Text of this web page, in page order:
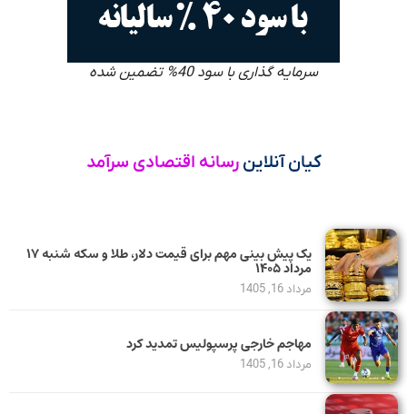
سرمایه گذاری با سود 40% تضمین شده
کیان آنلاین رسانه اقتصادی سرآمد
یک پیش ‌بینی مهم برای قیمت دلار، طلا و سکه شنبه ۱۷
مرداد ۱۴۰۵
مرداد 16, 1405
مهاجم خارجی پرسپولیس تمدید کرد
مرداد 16, 1405